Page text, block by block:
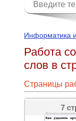
Информатика
Работа
слов в
Страницы
7